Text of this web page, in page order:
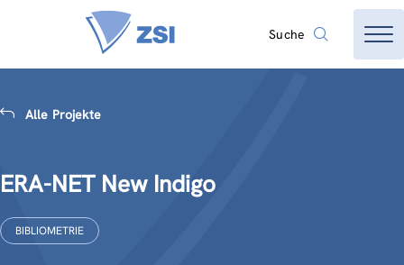
Suche
Alle Projekte
ERA-NET New Indigo
BIBLIOMETRIE